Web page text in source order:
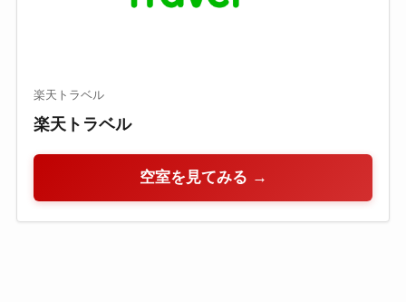
楽天トラベル
楽天トラベル
空室を見てみる →